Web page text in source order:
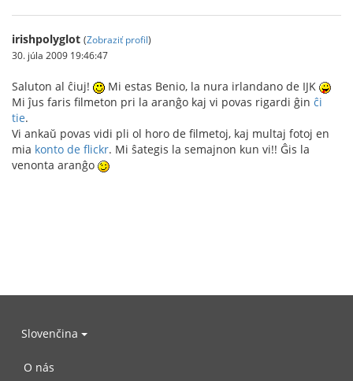
irishpolyglot (Zobraziť profil)
30. júla 2009 19:46:47
Saluton al ĉiuj!
Mi estas Benio, la nura irlandano de IJK
Mi ĵus faris filmeton pri la aranĝo kaj vi povas rigardi ĝin ĉi
tie.
Vi ankaŭ povas vidi pli ol horo de filmetoj, kaj multaj fotoj en
mia konto de flickr. Mi ŝategis la semajnon kun vi!! Ĝis la
venonta aranĝo
Slovenčina
O nás